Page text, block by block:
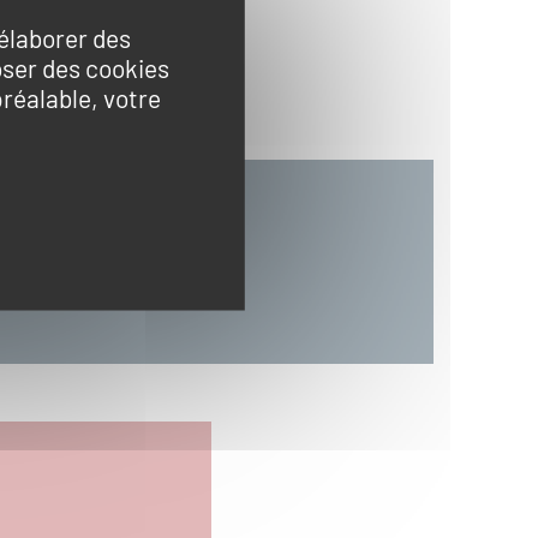
CONFÉRENCES
des
des cookies
votre